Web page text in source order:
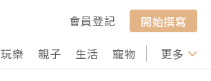
會員登記
開始撰寫
玩樂 親子 生活 寵物 行山 打卡
更多